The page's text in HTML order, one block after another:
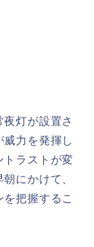
灯が設置さ
力を発揮し
トラストが変
にかけて、
把握するこ